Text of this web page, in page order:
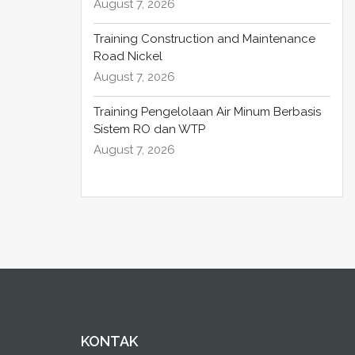
August 7, 2026
Training Construction and Maintenance
Road Nickel
August 7, 2026
Training Pengelolaan Air Minum Berbasis
Sistem RO dan WTP
August 7, 2026
KONTAK